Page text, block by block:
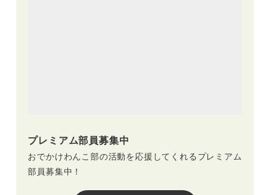
プレミアム部員募集中
おでかけわんこ部の活動を応援してくれるプレミアム
部員募集中！